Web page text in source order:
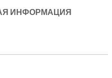
ИНФОРМАЦИЯ